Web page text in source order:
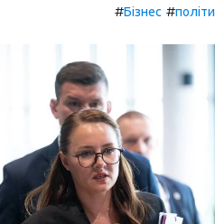
#Бізнес #